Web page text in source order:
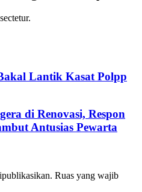
Lantik Kasat Polpp
di Renovasi, Respon
Antusias Pewarta
Ruas yang wajib